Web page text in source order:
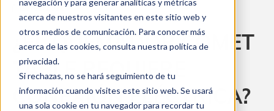
acerca de nuestros visitantes en este sitio web y
otros medios de comunicación. Para conocer más
acerca de las cookies, consulta nuestra política de
privacidad.
Si rechazas, no se hará seguimiento de tu
información cuando visites este sitio web. Se usará
una sola cookie en tu navegador para recordar tu
27/02/2026
¿EL QUEMADOR COMET
TABLE REQUIERE
CONEXIÓN ELÉCTRICA?